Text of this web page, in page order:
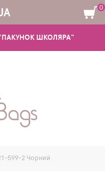
ШКОЛЯРА"
0
599-2 Чорний